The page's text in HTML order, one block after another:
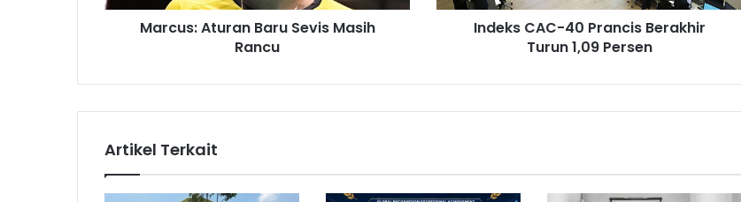
t
n
u
S
e
Marcus: Aturan Baru Sevis Masih
Rancu
C
P
i
s
Indeks CAC-40 Prancis Berakhir
Turun 1,09 Persen
Artikel Terkait